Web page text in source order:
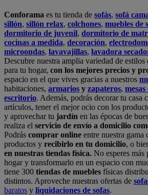
Conforama es tu tienda de sofás, sofá
sillón, sillón relax, colchones, muebles de
dormitorio de juvenil, dormitorio de
cocinas a medida, decoración,
microondas, lavavajillas, lavadora
Descubre nuestra amplia variedad de
para tu hogar, con los mejores precios y
espacio en el que vives gracias a nuestros
habitaciones, armarios y zapateros,
escritorio. Además, podrás decorar tu casa
artículos, tener el mejor ocio con los
y aprovechar tu jardín en las épocas de
realiza el servicio de envío a domicilio
Podrás comprar online entre nuestra gama
productos y recibirlo en tu domicilio, o
en nuestras tiendas física. No esperes más
hogar y transformarlo en un espacio con
tiene 300 tiendas de muebles físicas
distintos. Aproveche nuestras ofertas de
baratos y liquidaciones de sofas.